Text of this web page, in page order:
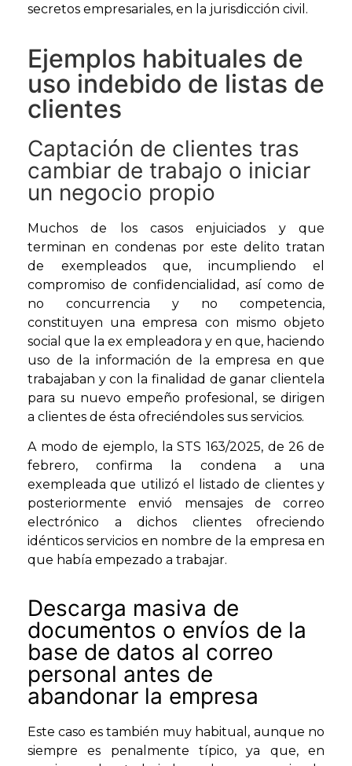
secretos empresariales, en la jurisdicción civil.
Ejemplos habituales de
uso indebido de listas de
clientes
Captación de clientes tras
cambiar de trabajo o iniciar
un negocio propio
Muchos de los casos enjuiciados y que
terminan en condenas por este delito tratan
de exempleados que, incumpliendo el
compromiso de confidencialidad, así como de
no concurrencia y no competencia,
constituyen una empresa con mismo objeto
social que la ex empleadora y en que, haciendo
uso de la información de la empresa en que
trabajaban y con la finalidad de ganar clientela
para su nuevo empeño profesional, se dirigen
a clientes de ésta ofreciéndoles sus servicios.
A modo de ejemplo, la STS 163/2025, de 26 de
febrero, confirma la condena a una
exempleada que utilizó el listado de clientes y
posteriormente envió mensajes de correo
electrónico a dichos clientes ofreciendo
idénticos servicios en nombre de la empresa en
que había empezado a trabajar.
Descarga masiva de
documentos o envíos de la
base de datos al correo
personal antes de
abandonar la empresa
Este caso es también muy habitual, aunque no
siempre es penalmente típico, ya que, en